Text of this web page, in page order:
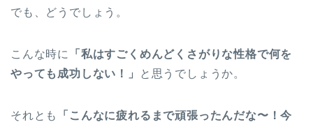
でも、どうでしょう。
こんな時に
「私はすごくめんどくさがりな性格で何を
やっても成功しない！」
と思うでしょうか。
それとも
「こんなに疲れるまで頑張ったんだな〜！今